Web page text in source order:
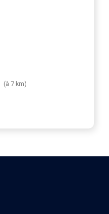
(à 7 km)